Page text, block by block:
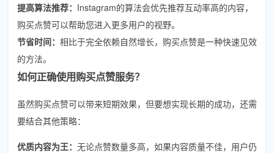
提高算法推荐： Instagram的算法会优先推荐互动率高的内容，
购买点赞可以帮助您进入更多用户的视野。
节省时间： 相比于完全依赖自然增长，购买点赞是一种快速见效
的方法。
如何正确使用购买点赞服务？
虽然购买点赞可以带来短期效果，但要想实现长期的成功，还需
要结合其他策略：
优质内容为王： 无论点赞数量多高，如果内容质量不佳，用户仍